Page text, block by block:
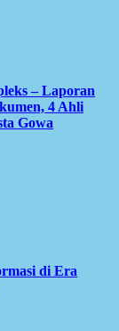
– Laporan
4 Ahli
Gowa
di Era